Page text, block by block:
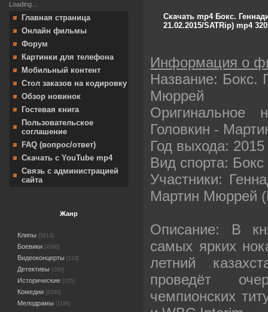
Loading...
Главная страница
Онлайн фильмы
Форум
Картинки для телефона
Мобильный контент
Стол заказов на кодировку
Обзор новинок
Гостевая книга
Пользовательское
соглашение
FAQ (вопрос/ответ)
Скачать с YouTube mp4
Связь с администрацией
сайта
Жанр
Клипы [5614]
Боевики [4398]
Видеоконцерты [124]
Детективы [290]
Исторические [325]
Комедии [6240]
Мелодрамы [1166]
Скачать mp4 Бокс.
21.02.2015/SATRip) mp4
Информация о
Название: Бокс.
Мюррей
Оригинальное
Головкин -
Год выхода: 2015
Вид спорта: Бокс
Участники:
Мартин Мюррей
Описание: В
самых ярких
летний
проведёт
чемпионских